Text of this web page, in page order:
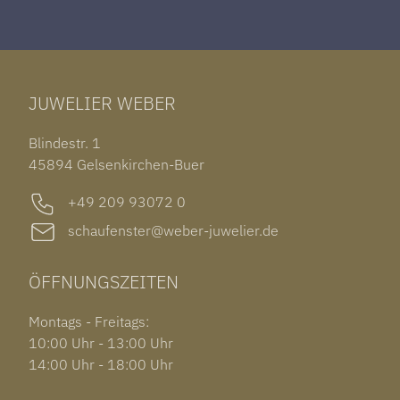
IWC PORTUGIESER
ARMSCHMUCK
OHRSCHMUCK
OUT OF COLLECTION
TAG HEUER CARRERA
ROLEX SUBMARINER DATE
GARMIN VENU 3S
JUWELIER WEBER
Blindestr. 1
45894 Gelsenkirchen-Buer
+49 209 93072 0
schaufenster@weber-juwelier.de
ÖFFNUNGSZEITEN
Montags - Freitags:
10:00 Uhr - 13:00 Uhr
14:00 Uhr - 18:00 Uhr